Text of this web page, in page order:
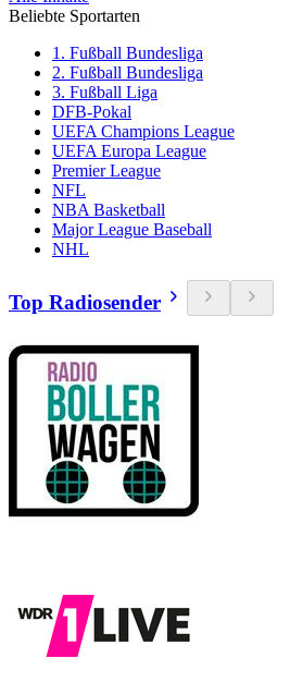
Beliebte Sportarten
1. Fußball Bundesliga
2. Fußball Bundesliga
3. Fußball Liga
DFB-Pokal
UEFA Champions League
UEFA Europa League
Premier League
NFL
NBA Basketball
Major League Baseball
NHL
Top Radiosender